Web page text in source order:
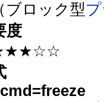
ブロック型
度